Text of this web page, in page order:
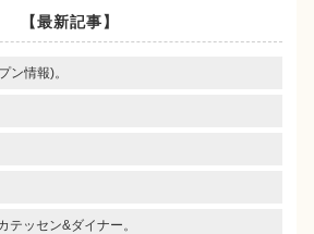
【最新記事】
ン情報)。
テッセン&ダイナー。